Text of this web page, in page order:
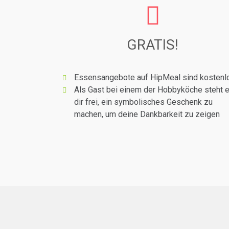
GRATIS!
Essensangebote auf HipMeal sind
Als Gast bei einem der Hobbyköche steht
dir frei, ein symbolisches Geschenk zu
machen, um deine Dankbarkeit zu zeigen